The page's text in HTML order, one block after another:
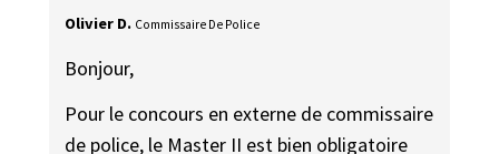
Olivier D. Commissaire De Police
Bonjour,
Pour le concours en externe de commissaire
de police, le Master II est bien obligatoire